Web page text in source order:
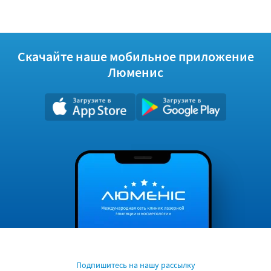
Скачайте наше мобильное приложение
Люменис
Подпишитесь на нашу рассылку